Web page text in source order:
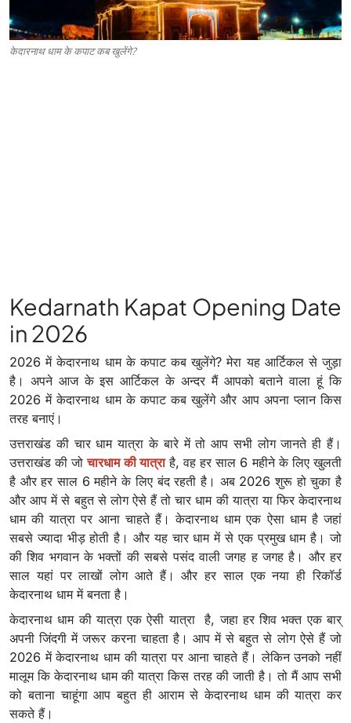
केदारनाथ धाम के कपाट कब खुलेंगे?
Kedarnath Kapat Opening Date
in 2026
2026 में केदारनाथ धाम के कपाट कब खुलेंगे? मेरा यह आर्टिकल से जुड़ा
है। अपने आज के इस आर्टिकल के अन्दर मैं आपको बताने वाला हूं कि
2026 में केदारनाथ धाम के कपाट कब खुलेंगे और आप अपना प्लान किस
तरह बनाएं।
उत्तराखंड की चार धाम यात्रा के बारे में तो आप सभी लोग जानते ही हैं।
उत्तराखंड की जोचारधाम की यात्राहै, वह हर साल 6 महीने के लिए खुलती
है और हर साल 6 महीने के लिए बंद रहती है। अब 2026 शुरू हो चुका है
और आप में से बहुत से लोग ऐसे हैं तो चार धाम की यात्रा या फिर केदारनाथ
धाम की यात्रा पर आना चाहते हैं। केदारनाथ धाम एक ऐसा धाम है जहां
सबसे ज्यादा भीड़ होती है। और यह चार धाम में से एक प्रमुख धाम है। जो
की शिव भगवान के भक्तों की सबसे पसंद वाली जगह ह जगह है। और हर
साल यहां पर लाखों लोग आते हैं। और हर साल एक नया ही रिकॉर्ड
केदारनाथ धाम में बनता है।
केदारनाथ धाम की यात्रा एक ऐसी यात्रा है, जहा हर शिव भक्त एक बार्
अपनी जिंदगी में जरूर करना चाहता है। आप में से बहुत से लोग ऐसे हैं जो
2026 में केदारनाथ धाम की यात्रा पर आना चाहते हैं। लेकिन उनको नहीं
मालूम कि केदारनाथ धाम की यात्रा किस तरह की जाती है। तो मैं आप सभी
को बताना चाहूंगा आप बहुत ही आराम से केदारनाथ धाम की यात्रा कर
सकते हैं।